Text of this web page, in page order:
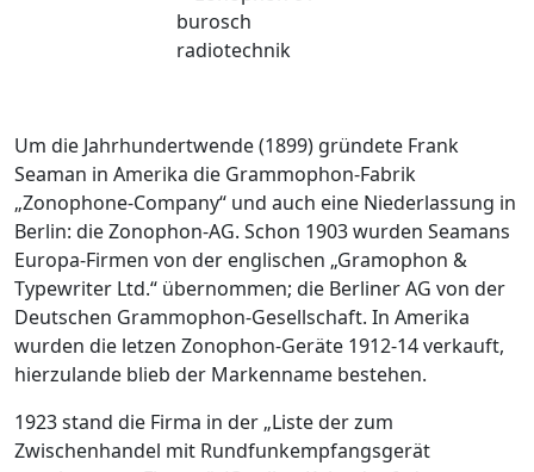
Um die Jahrhundertwende (1899) gründete Frank
Seaman in Amerika die Grammophon-Fabrik
„Zonophone-Company“ und auch eine Niederlassung in
Berlin: die Zonophon-AG. Schon 1903 wurden Seamans
Europa-Firmen von der englischen „Gramophon &
Typewriter Ltd.“ übernommen; die Berliner AG von der
Deutschen Grammophon-Gesellschaft. In Amerika
wurden die letzen Zonophon-Geräte 1912-14 verkauft,
hierzulande blieb der Markenname bestehen.
1923 stand die Firma in der „Liste der zum
Zwischenhandel mit Rundfunkempfangsgerät